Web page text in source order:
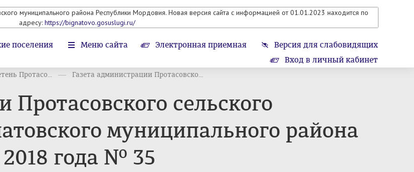
муниципального района Республики Мордовия. Новая версия сайта с информацией от 01.01.2023 находится по
адресу: https://bignatovo.gosuslugi.ru/
поселения Меню сайта Электронная приемная
Версия для слабовидящих
Вход в личный кабинет
Протасо... Газета администрации Протасовско...
сельского
муниципального района
года № 35